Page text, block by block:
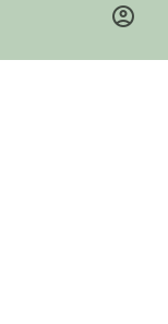
account_circle